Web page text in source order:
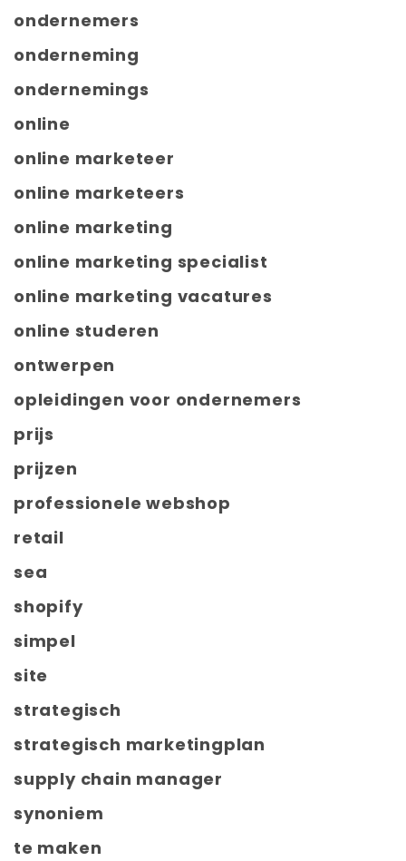
ondernemers
onderneming
ondernemings
online
online marketeer
online marketeers
online marketing
online marketing specialist
online marketing vacatures
online studeren
ontwerpen
opleidingen voor ondernemers
prijs
prijzen
professionele webshop
retail
sea
shopify
simpel
site
strategisch
strategisch marketingplan
supply chain manager
synoniem
te maken